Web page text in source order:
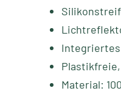
Material: